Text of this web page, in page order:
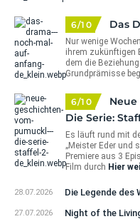
6/10 Das
Nur wenige
ihrem zukünftigen
dem die
Grundprämisse
6/10
Die Serie:
Es läuft rund mit
„Meister Eder und
Premiere aus 3
Film durch Hier
28.07.2026 Die Legende des
27.07.2026 Night of the